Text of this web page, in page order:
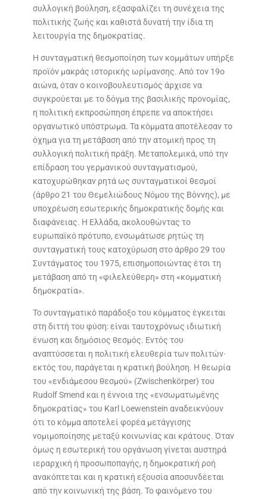
συλλογική βούληση, εξασφαλίζει τη συνέχεια της
πολιτικής ζωής και καθιστά δυνατή την ίδια τη
λειτουργία της δημοκρατίας.
Η συνταγματική θεσμοποίηση των κομμάτων υπήρξε
προϊόν μακράς ιστορικής ωρίμανσης. Από τον 19ο
αιώνα, όταν ο κοινοβουλευτισμός άρχισε να
συγκρούεται με το δόγμα της βασιλικής προνομίας,
η πολιτική εκπροσώπηση έπρεπε να αποκτήσει
οργανωτικό υπόστρωμα. Τα κόμματα αποτέλεσαν το
όχημα για τη μετάβαση από την ατομική προς τη
συλλογική πολιτική πράξη. Μεταπολεμικά, υπό την
επίδραση του γερμανικού συνταγματισμού,
κατοχυρώθηκαν ρητά ως συνταγματικοί θεσμοί
(άρθρο 21 του Θεμελιώδους Νόμου της Βόννης), με
υποχρέωση εσωτερικής δημοκρατικής δομής και
διαφάνειας. Η Ελλάδα, ακολουθώντας το
ευρωπαϊκό πρότυπο, ενσωμάτωσε ρητώς τη
συνταγματική τους κατοχύρωση στο άρθρο 29 του
Συντάγματος του 1975, επισημοποιώντας έτσι τη
μετάβαση από τη «φιλελεύθερη» στη «κομματική
δημοκρατία».
Το συνταγματικό παράδοξο του κόμματος έγκειται
στη διττή του φύση: είναι ταυτοχρόνως ιδιωτική
ένωση και δημόσιος θεσμός. Εντός του
αναπτύσσεται η πολιτική ελευθερία των πολιτών·
εκτός του, παράγεται η κρατική βούληση. Η θεωρία
του «ενδιάμεσου θεσμού» (Zwischenkörper) του
Rudolf Smend και η έννοια της «ενσωματωμένης
δημοκρατίας» του Karl Loewenstein αναδεικνύουν
ότι το κόμμα αποτελεί φορέα μετάγγισης
νομιμοποίησης μεταξύ κοινωνίας και κράτους. Όταν
όμως η εσωτερική του οργάνωση γίνεται αυστηρά
ιεραρχική ή προσωποπαγής, η δημοκρατική ροή
ανακόπτεται και η κρατική εξουσία αποσυνδέεται
από την κοινωνική της βάση. Το φαινόμενο του